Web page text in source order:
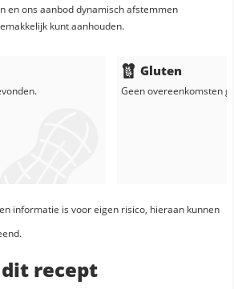
en ons aanbod dynamisch afstemmen
kunt aanhouden.
Gluten
Geen overeenkomsten
informatie is voor eigen risico, hieraan kunnen
dit recept